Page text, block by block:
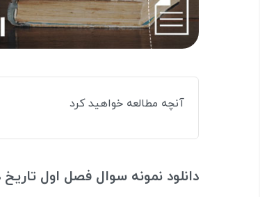
آنچه مطالعه خواهید کرد
دانلود نمونه سوال فصل اول